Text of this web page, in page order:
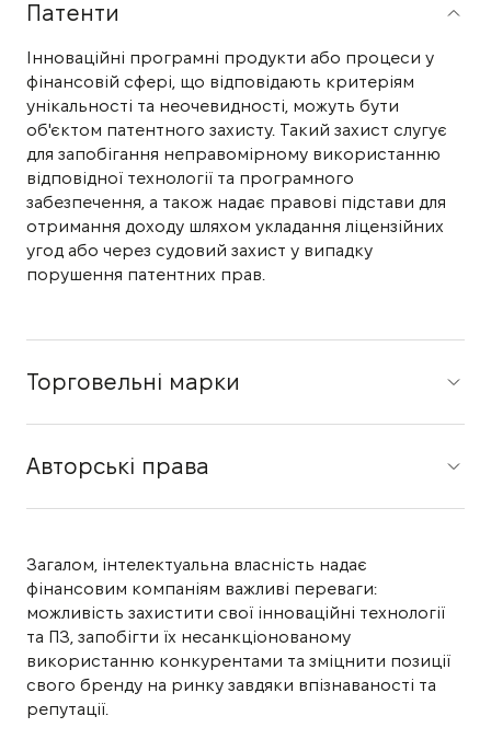
Патенти
Інноваційні програмні продукти або процеси у
фінансовій сфері, що відповідають критеріям
унікальності та неочевидності, можуть бути
об'єктом патентного захисту. Такий захист слугує
для запобігання неправомірному використанню
відповідної технології та програмного
забезпечення, а також надає правові підстави для
отримання доходу шляхом укладання ліцензійних
угод або через судовий захист у випадку
порушення патентних прав.
Торговельні марки
Авторські права
Загалом, інтелектуальна власність надає
фінансовим компаніям важливі переваги:
можливість захистити свої інноваційні технології
та ПЗ, запобігти їх несанкціонованому
використанню конкурентами та зміцнити позиції
свого бренду на ринку завдяки впізнаваності та
репутації.